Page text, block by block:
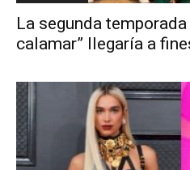
La segunda
calamar” llegaría a